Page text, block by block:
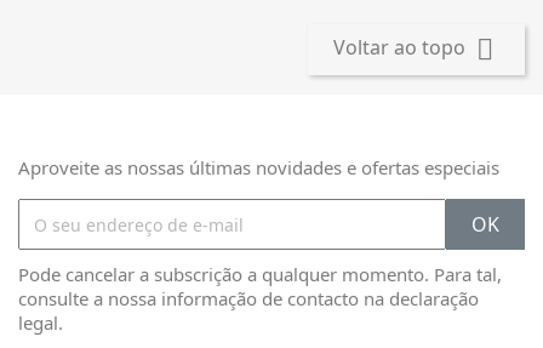
Voltar ao topo 
Aproveite as nossas últimas novidades e ofertas especiais
Pode cancelar a subscrição a qualquer momento. Para tal,
consulte a nossa informação de contacto na declaração
legal.